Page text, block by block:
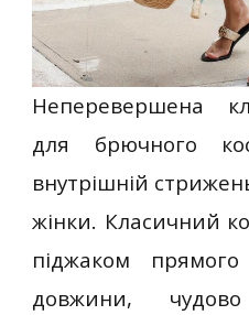
Неперевершена
для брючного
внутрішній
жінки. Класичний
піджаком
довжини,